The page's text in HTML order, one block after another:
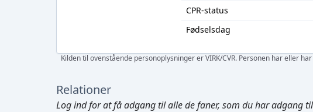
CPR-status
Fødselsdag
Kilden til ovenstående personoplysninger er VIRK/CVR. Personen har eller
Relationer
Log indfor at få adgang til alle de faner, som du har adgang